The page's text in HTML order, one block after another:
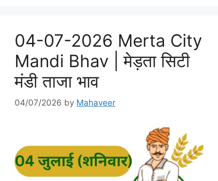
04-07-2026 Merta City
Mandi Bhav | मेड़ता सिटी
मंडी ताजा भाव
04/07/2026 by Mahaveer